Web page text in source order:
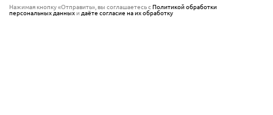
Нажимая кнопку «Отправить», вы соглашаетесь сПолитикой обработки
персональных данныхи даёте согласие на их обработку